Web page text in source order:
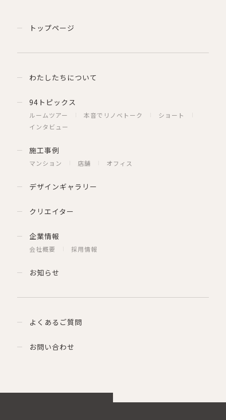
トップページ
わたしたちについて
94トピックス
ルームツアー 本音でリノベトーク
ショート
インタビュー
施工事例
マンション 店舗 オフィス
デザインギャラリー
クリエイター
企業情報
会社概要 採用情報
お知らせ
よくあるご質問
お問い合わせ